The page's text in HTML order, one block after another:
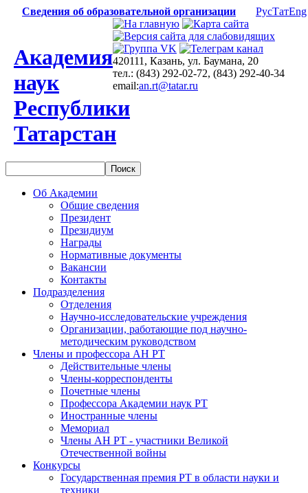
Сведения об образовательной организации РусТатEng
Академия
наук
Республики
Татарстан
420111, Казань, ул. Баумана, 20
тел.: (843) 292-02-72, (843) 292-40-34
email:an.rt@tatar.ru
Об Академии
Общие сведения
Президент
Президиум
Награды
Нормативные документы
Вакансии
Контакты
Подразделения
Отделения
Научно-исследовательские учреждения
Организации, работающие под научно-
методическим руководством
Члены и профессора АН РТ
Действительные члены
Члены-корреспонденты
Почетные члены
Профессора Академии наук РТ
Иностранные члены
Мемориал
Члены АН РТ - участники Великой
Отечественной войны
Конкурсы
Государственная премия РТ в области науки и
техники